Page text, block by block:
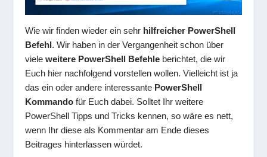
Wie wir finden wieder ein sehr hilfreicher PowerShell
Befehl. Wir haben in der Vergangenheit schon über
vieleweitere PowerShell Befehle berichtet, die wir
Euch hier nachfolgend vorstellen wollen. Vielleicht ist ja
das ein oder andere interessante PowerShell
Kommando für Euch dabei. Solltet Ihr weitere
PowerShell Tipps und Tricks kennen, so wäre es nett,
wenn Ihr diese als Kommentar am Ende dieses
Beitrages hinterlassen würdet.